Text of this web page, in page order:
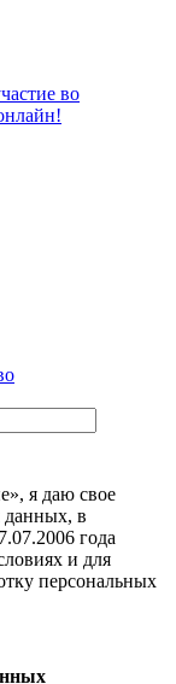
во
я даю свое
данных, в
года
и для
персональных